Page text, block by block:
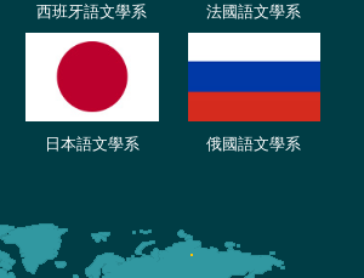
西班牙語文學系 法國語文學系
日本語文學系 俄國語文學系